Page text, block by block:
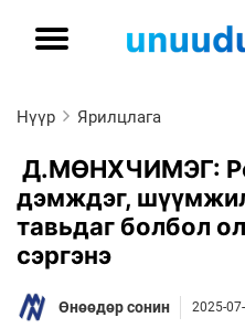
Нүүр Ярилцлага
Д.МӨНХЧИМЭГ:
дэмждэг,
тавьдаг болбол
сэргэнэ
Өнөөдөр сонин 2025-